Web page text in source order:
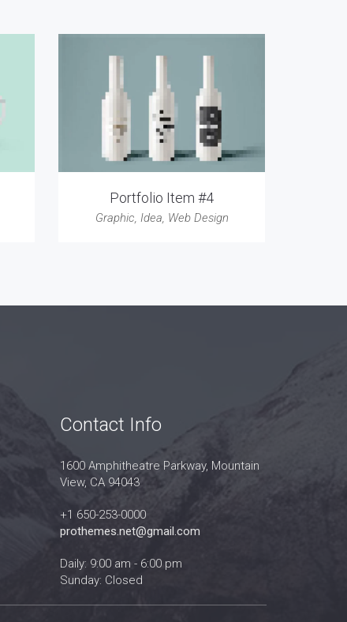
Portfolio Item #4
Graphic, Idea, Web Design
Contact Info
1600 Amphitheatre Parkway, Mountain
View, CA 94043
+1 650-253-0000
prothemes.net@gmail.com
Daily: 9:00 am - 6:00 pm
Sunday: Closed